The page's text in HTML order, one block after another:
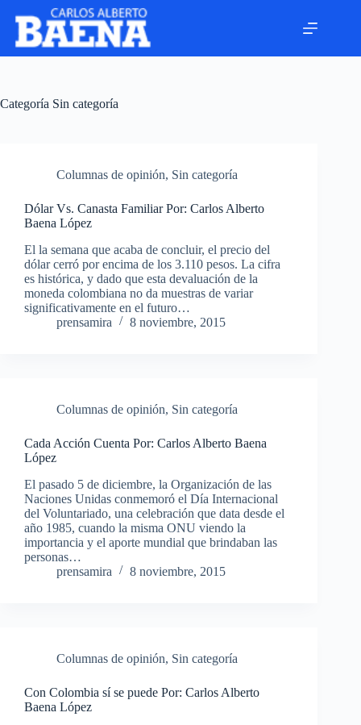
Categoría Sin categoría
Columnas de opinión, Sin categoría
Dólar Vs. Canasta Familiar Por: Carlos Alberto
Baena López
El la semana que acaba de concluir, el precio del
dólar cerró por encima de los 3.110 pesos. La cifra
es histórica, y dado que esta devaluación de la
moneda colombiana no da muestras de variar
significativamente en el futuro…
prensamira
8 noviembre, 2015
Columnas de opinión, Sin categoría
Cada Acción Cuenta Por: Carlos Alberto Baena
López
El pasado 5 de diciembre, la Organización de las
Naciones Unidas conmemoró el Día Internacional
del Voluntariado, una celebración que data desde el
año 1985, cuando la misma ONU viendo la
importancia y el aporte mundial que brindaban las
personas…
prensamira
8 noviembre, 2015
Columnas de opinión, Sin categoría
Con Colombia sí se puede Por: Carlos Alberto
Baena López